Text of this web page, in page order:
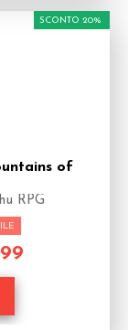
of
RPG
SCONTO 20%